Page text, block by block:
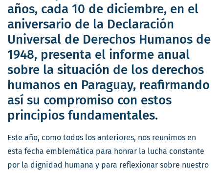
años, cada 10 de diciembre, en el
aniversario de la Declaración
Universal de Derechos Humanos de
1948, presenta el informe anual
sobre la situación de los derechos
humanos en Paraguay, reafirmando
así su compromiso con estos
principios fundamentales.
Este año, como todos los anteriores, nos reunimos en
esta fecha emblemática para honrar la lucha constante
por la dignidad humana y para reflexionar sobre nuestro